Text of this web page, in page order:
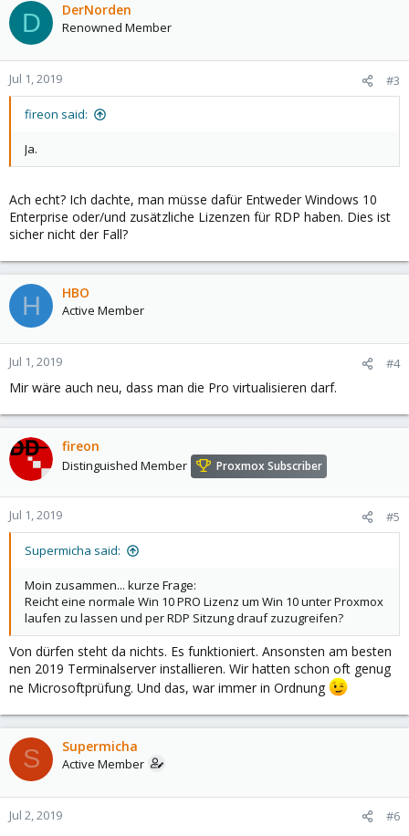
D DerNorden
Renowned Member
Jul 1, 2019 #3
fireon said:
Ja.
Ach echt? Ich dachte, man müsse dafür Entweder Windows 10
Enterprise oder/und zusätzliche Lizenzen für RDP haben. Dies ist
sicher nicht der Fall?
H HBO
Active Member
Jul 1, 2019 #4
Mir wäre auch neu, dass man die Pro virtualisieren darf.
fireon
Distinguished Member Proxmox Subscriber
Jul 1, 2019 #5
Supermicha said:
Moin zusammen... kurze Frage:
Reicht eine normale Win 10 PRO Lizenz um Win 10 unter Proxmox
laufen zu lassen und per RDP Sitzung drauf zuzugreifen?
Von dürfen steht da nichts. Es funktioniert. Ansonsten am besten
nen 2019 Terminalserver installieren. Wir hatten schon oft genug
ne Microsoftprüfung. Und das, war immer in Ordnung
S Supermicha
Active Member
Jul 2, 2019 #6